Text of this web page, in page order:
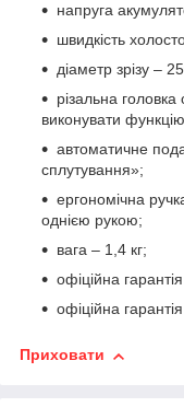
напруга
швидкість
діаметр зрізу –
різальна
виконувати
автоматичне
сплутування»;
ергономічна
однією рукою;
вага – 1,4 кг;
офіційна
офіційна
Приховати